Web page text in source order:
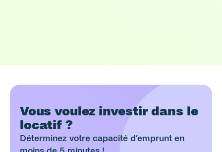
Vous voulez investir dans le
locatif ?
Déterminez votre capacité d’emprunt en